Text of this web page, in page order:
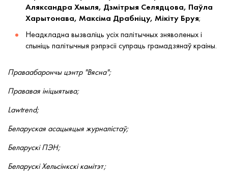
Аляксандра Хмыля, Дзмітрыя Селядцова, Паўла
Харытонава, Максіма Драбніцу, Мікіту Бруя;
Неадкладна вызваліць усіх палітычных зняволеных і
спыніць палітычныя рэпрэсіі супраць грамадзянаў краіны.
Праваабарончы цэнтр "Вясна";
Прававая ініцыятыва;
Lawtrend;
Беларуская асацыяцыя журналістаў;
Беларускі ПЭН;
Беларускі Хельсінкскі камітэт;